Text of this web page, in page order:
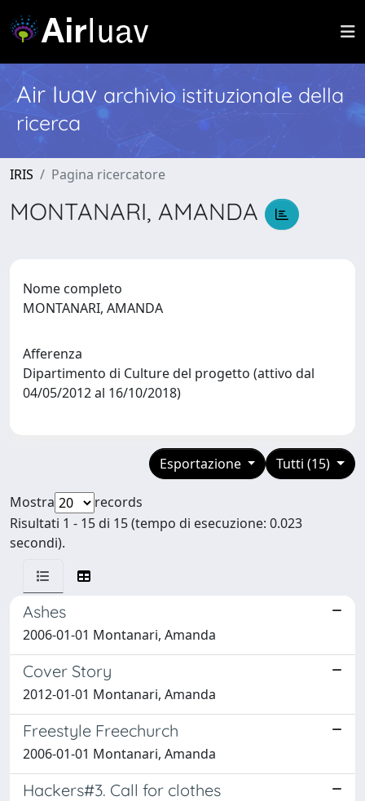
Air Iuav archivio istituzionale della
ricerca
IRIS Pagina ricercatore
MONTANARI, AMANDA
Nome completo
MONTANARI, AMANDA
Afferenza
Dipartimento di Culture del progetto (attivo dal
04/05/2012 al 16/10/2018)
Tutti (15)
Esportazione
Mostra
records
Risultati 1 - 15 di 15 (tempo di esecuzione: 0.023
secondi).
Ashes
2006-01-01 Montanari, Amanda
Cover Story
2012-01-01 Montanari, Amanda
Freestyle Freechurch
2006-01-01 Montanari, Amanda
Hackers#3. Call for clothes